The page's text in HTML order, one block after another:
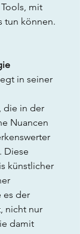
mit
tun können.
in seiner
die in der
Nuancen
Diese
künstlicher
es der
nicht nur
damit